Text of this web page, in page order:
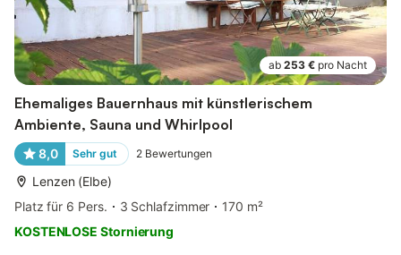
ab 253 € pro Nacht
Ehemaliges Bauernhaus mit künstlerischem
Ambiente, Sauna und Whirlpool
8,0 Sehr gut 2 Bewertungen
Lenzen (Elbe)
Platz für 6 Pers.
3 Schlafzimmer
170 m²
KOSTENLOSE Stornierung